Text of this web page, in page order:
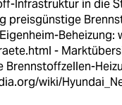
Infrastruktur in die
preisgünstige
Beheizung:
-
Brennstoffzellen-
wiki/